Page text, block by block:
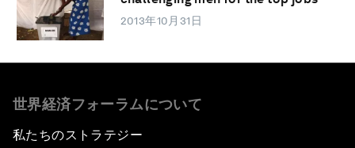
2013年10月31日
世界経済フォーラムについて
私たちのストラテジー